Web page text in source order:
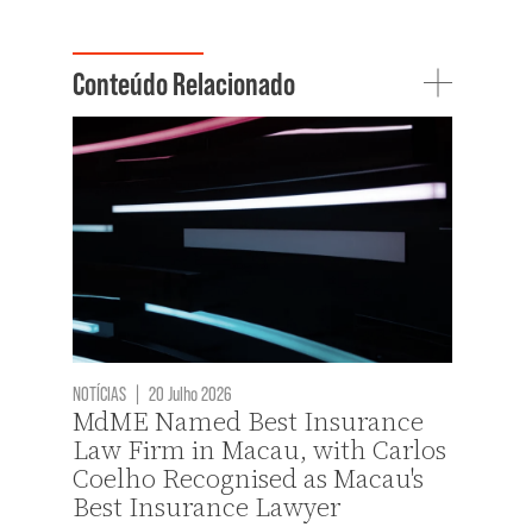
Conteúdo Relacionado
NOTÍCIAS | 20 Julho 2026
MdME Named Best Insurance
Law Firm in Macau, with Carlos
Coelho Recognised as Macau's
Best Insurance Lawyer